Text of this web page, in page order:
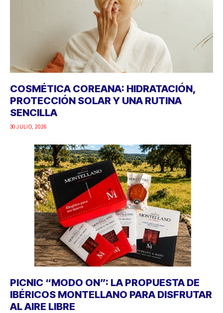
COSMÉTICA COREANA: HIDRATACIÓN,
PROTECCIÓN SOLAR Y UNA RUTINA
SENCILLA
30 JULIO, 2026
PICNIC “MODO ON”: LA PROPUESTA DE
IBÉRICOS MONTELLANO PARA DISFRUTAR
AL AIRE LIBRE